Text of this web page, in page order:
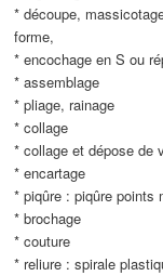
* découpe,
forme,
* encochage en S ou
* assemblage
* pliage, rainage
* collage
* collage et dépose
* encartage
* piqûre : piqûre points
* brochage
* couture
* reliure : spirale